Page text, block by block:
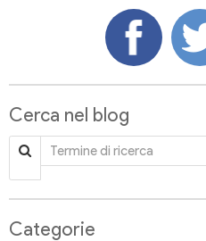
Cerca nel blog
Categorie